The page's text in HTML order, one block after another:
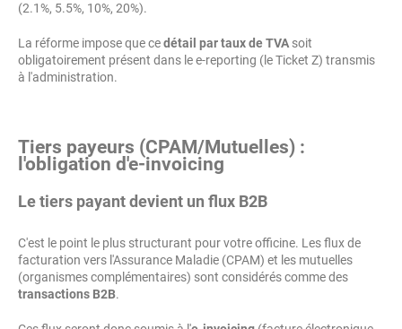
(2.1%, 5.5%, 10%, 20%).
La réforme impose que cedétail par taux de TVA soit
obligatoirement présent dans le e-reporting (le Ticket Z) transmis
à l'administration.
Tiers payeurs (CPAM/Mutuelles) :
l'obligation d'e-invoicing
Le tiers payant devient un flux B2B
C'est le point le plus structurant pour votre officine. Les flux de
facturation vers l'Assurance Maladie (CPAM) et les mutuelles
(organismes complémentaires) sont considérés comme des
transactions B2B.